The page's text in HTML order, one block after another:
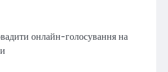
онлайн-голосування на